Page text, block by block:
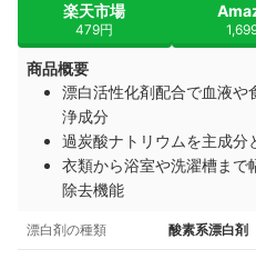
楽天市場
479円
商品概要
漂白活性化剤配合で血液や
浄成分
過炭酸ナトリウムを主成分
衣類から浴室や洗濯槽まで
除去機能
漂白剤の種類 酸素系漂白剤